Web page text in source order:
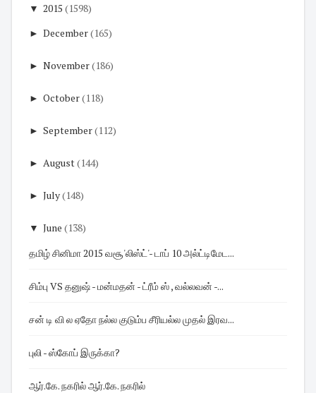
▼ 2015 (1598)
► December(165)
► November(186)
► October(118)
► September(112)
► August(144)
► July(148)
▼ June (138)
தமிழ் சினிமா 2015 வசூ'லிஸ்ட்'- டாப் 10 அல்ட்டிமேட...
சிம்பு VS தனுஷ் - மன்மதன் - ட்ரீம் ஸ் , வல்லவன் -...
சன் டி வி ல ஏதோ நல்ல குடும்ப சீரியல்ல முதல் இரவ...
புலி - ஸ்கோப் இருக்கா?
ஆர்.கே. நகரில் ஆர்.கே. நகரில்